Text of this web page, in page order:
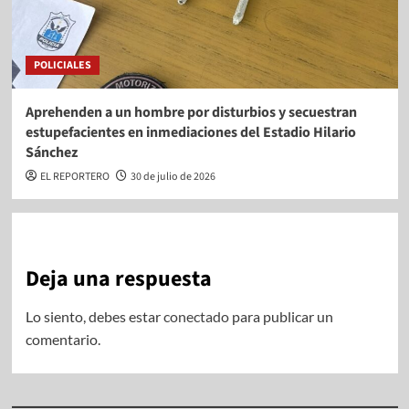
POLICIALES
Aprehenden a un hombre por disturbios y secuestran
estupefacientes en inmediaciones del Estadio Hilario
Sánchez
EL REPORTERO 30 de julio de 2026
Deja una respuesta
Lo siento, debes estarconectadopara publicar un
comentario.